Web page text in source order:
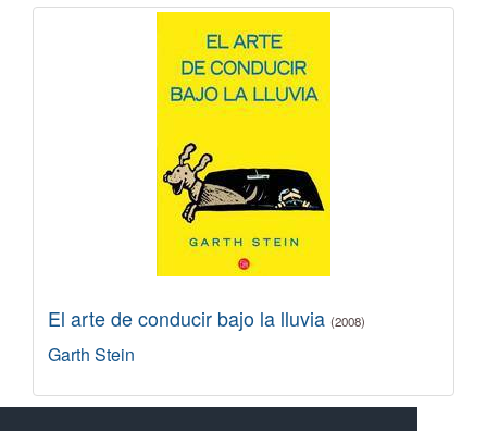
El arte de conducir bajo la lluvia (2008)
Garth Stein